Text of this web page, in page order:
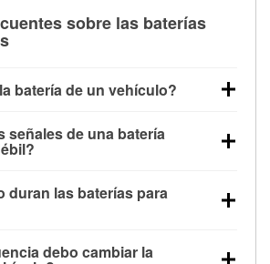
sobre las baterías
batería de un vehículo?
más rápido es utilizar un
vehículo apagado, conecta los
en buen estado y totalmente
unos 12.6 voltios. Es
que las baterías descargadas a
señales de una batería
lento del motor, faros
al girar la llave o luces de
duran las baterías para
La duración exacta depende de los
debo cambiar la